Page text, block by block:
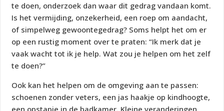
te doen, onderzoek dan waar dit gedrag vandaan komt.
Is het vermijding, onzekerheid, een roep om aandacht,
of simpelweg gewoontegedrag? Soms helpt het om er
op een rustig moment over te praten: “Ik merk dat je
vaak wacht tot ik je help. Wat zou je helpen om het zelf
te doen?”
Ook kan het helpen om de omgeving aan te passen:
schoenen zonder veters, een jas haakje op kindhoogte,